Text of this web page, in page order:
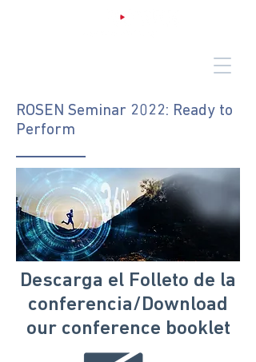
ROSEN Seminar 2022: Ready to
Perform
Descarga el Folleto de la
conferencia/Download
our conference booklet